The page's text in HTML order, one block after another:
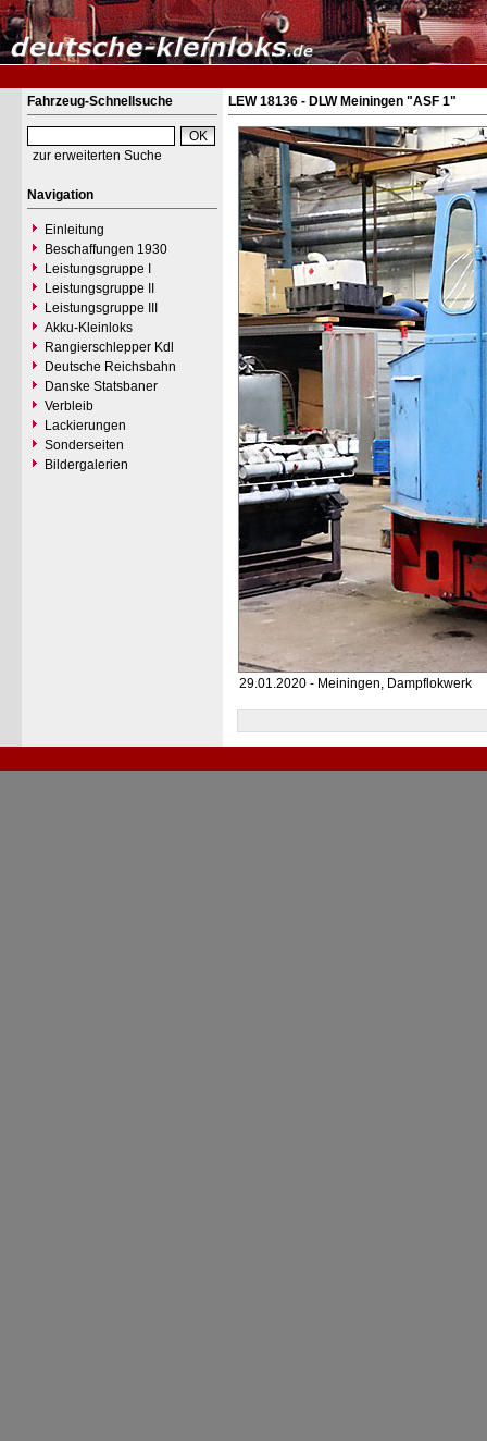
Fahrzeug-Schnellsuche
zur erweiterten Suche
Navigation
Einleitung
Beschaffungen 1930
Leistungsgruppe I
Leistungsgruppe II
Leistungsgruppe III
Akku-Kleinloks
Rangierschlepper Kdl
Deutsche Reichsbahn
Danske Statsbaner
Verbleib
Lackierungen
Sonderseiten
Bildergalerien
LEW 18136 - DLW Meiningen "ASF 1"
29.01.2020 - Meiningen, Dampflokwerk